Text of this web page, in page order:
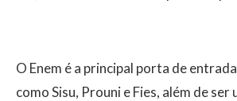
O Enem é a principal porta de
como Sisu, Prouni e Fies, além de